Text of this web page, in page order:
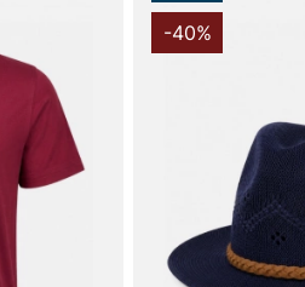
-40%